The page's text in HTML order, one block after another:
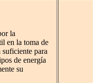
la
en la toma de
suficiente para
de energía
su